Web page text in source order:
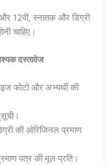
और 12वीं, स्नातक और डिग्री
चाहिए।
दस्तावेज
फोटो और अभ्यर्थी की
की ओरिजिनल प्रमाण
पत्र की मूल प्रति।